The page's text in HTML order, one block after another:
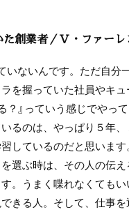
創業者／Ｖ・ファー
いないんです。ただ自分
を握っていた社員やキ
？』っていう感じでやっ
るのは、やっぱり５年
しているのだと思います。
選ぶ時は、その人の伝え
。うまく喋れなくても
きる人。そして、仕事